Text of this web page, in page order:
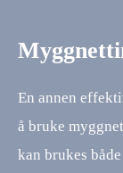
En annen
å bruke
kan brukes